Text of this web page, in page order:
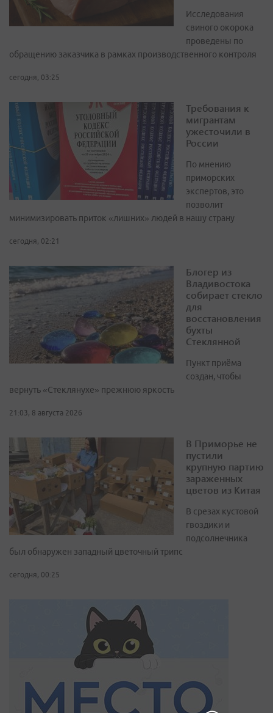
Исследования
свиного окорока
проведены по
обращению заказчика в рамках производственного контроля
сегодня, 03:25
Требования к
мигрантам
ужесточили в
России
По мнению
приморских
экспертов, это
позволит
минимизировать приток «лишних» людей в нашу страну
сегодня, 02:21
Блогер из
Владивостока
собирает стекло
для
восстановления
бухты
Стеклянной
Пункт приёма
создан, чтобы
вернуть «Стеклянухе» прежнюю яркость
21:03, 8 августа 2026
В Приморье не
пустили
крупную партию
зараженных
цветов из Китая
В срезах кустовой
гвоздики и
подсолнечника
был обнаружен западный цветочный трипс
сегодня, 00:25